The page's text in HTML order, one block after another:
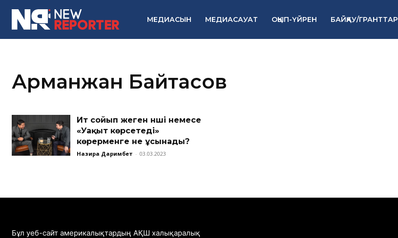
МЕДИАСЫН МЕДИАСАУАТ ОҚЫП-ҮЙРЕН БАЙҚАУ/ГРАНТТАР
Арманжан Байтасов
Ит сойып жеген әнші немесе
«Уақыт көрсетеді»
көрерменге не ұсынады?
Назира Даримбет - 03.03.2023
Бұл уеб-сайт америкалықтардың АҚШ халықаралық